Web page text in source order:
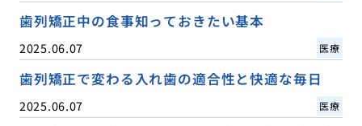
歯列矯正中の食事知っておきたい基本
2025.06.07 医療
歯列矯正で変わる入れ歯の適合性と快適な毎日
2025.06.07 医療